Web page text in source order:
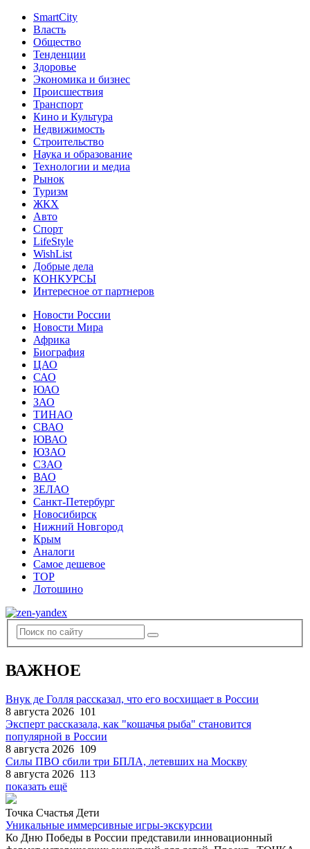
SmartCity
Власть
Общество
Тенденции
Здоровье
Экономика и бизнес
Происшествия
Транспорт
Кино и Культура
Недвижимость
Строительство
Наука и образование
Технологии и медиа
Рынок
Туризм
ЖКХ
Авто
Спорт
LifeStyle
WishList
Добрые дела
КОНКУРСЫ
Интересное от партнеров
Новости России
Новости Мира
Африка
Биография
ЦАО
САО
ЮАО
ЗАО
ТИНАО
СВАО
ЮВАО
ЮЗАО
СЗАО
ВАО
ЗЕЛАО
Санкт-Петербург
Новосибирск
Нижний Новгород
Крым
Аналоги
Самое дешевое
TOP
Лотошино
ВАЖНОЕ
Внук де Голля рассказал, что его восхищает в России
8 августа 2026 101
Эксперт рассказала, как "кошачья рыба" становится
популярной в России
8 августа 2026 109
Силы ПВО сбили три БПЛА, летевших на Москву
8 августа 2026 113
показать ещё
Точка Счастья Дети
Уникальные иммерсивные игры-экскурсии
Ко Дню Победы в России представили инновационный